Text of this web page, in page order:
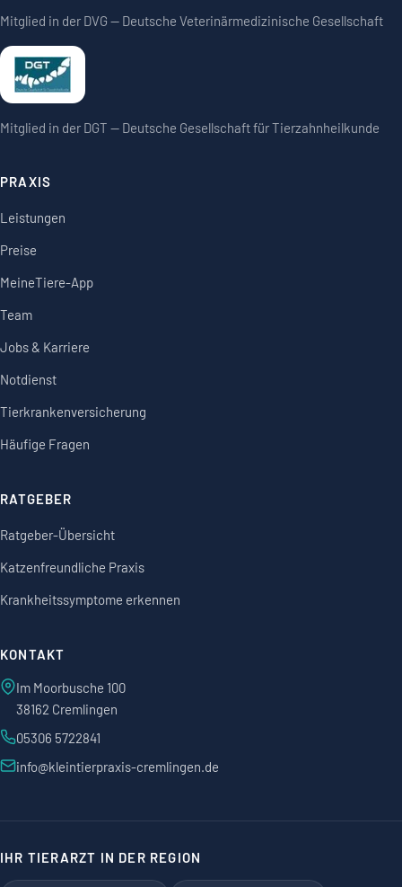
Mitglied in der DVG — Deutsche Veterinärmedizinische Gesellschaft
Mitglied in der DGT — Deutsche Gesellschaft für Tierzahnheilkunde
PRAXIS
Leistungen
Preise
MeineTiere-App
Team
Jobs & Karriere
Notdienst
Tierkrankenversicherung
Häufige Fragen
RATGEBER
Ratgeber-Übersicht
Katzenfreundliche Praxis
Krankheitssymptome erkennen
KONTAKT
Im Moorbusche 100
38162 Cremlingen
05306 5722841
info@kleintierpraxis-cremlingen.de
IHR TIERARZT IN DER REGION